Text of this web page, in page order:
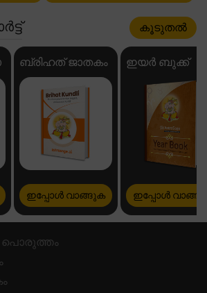
കൂടുതൽ
ബ്രിഹത് ജാതകം
ഇപ്പോൾ വാങ്ങുക
ഇയർ ബുക്ക്
ഇപ്പോൾ